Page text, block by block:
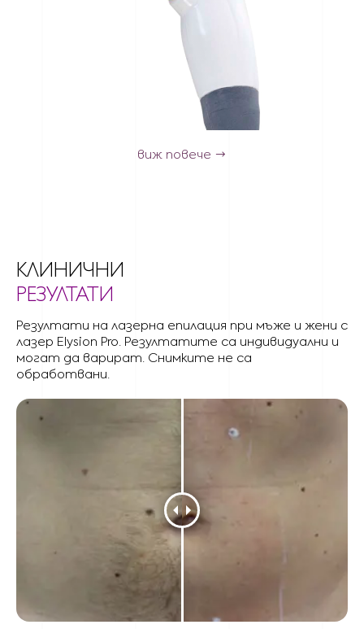
виж повече
КЛИНИЧНИ
РЕЗУЛТАТИ
Резултати на лазерна епилация при мъже и жени с
лазер Elysion Pro. Резултатите са индивидуални и
могат да варират. Снимките не са
обработвани.